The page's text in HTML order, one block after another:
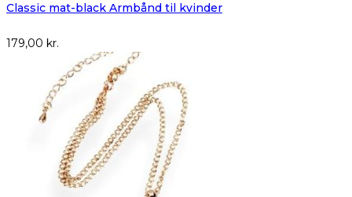
Classic mat-black Armbånd til kvinder
179,00 kr.